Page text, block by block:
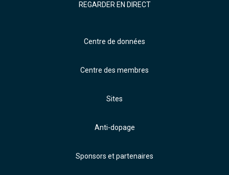
REGARDER EN DIRECT
Centre de données
Centre des membres
Sites
Anti-dopage
Sponsors et partenaires